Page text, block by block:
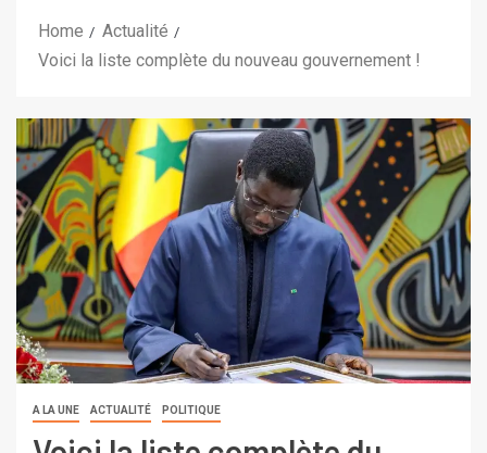
Home
Actualité
Voici la liste complète du nouveau gouvernement !
A LA UNE ACTUALITÉ POLITIQUE